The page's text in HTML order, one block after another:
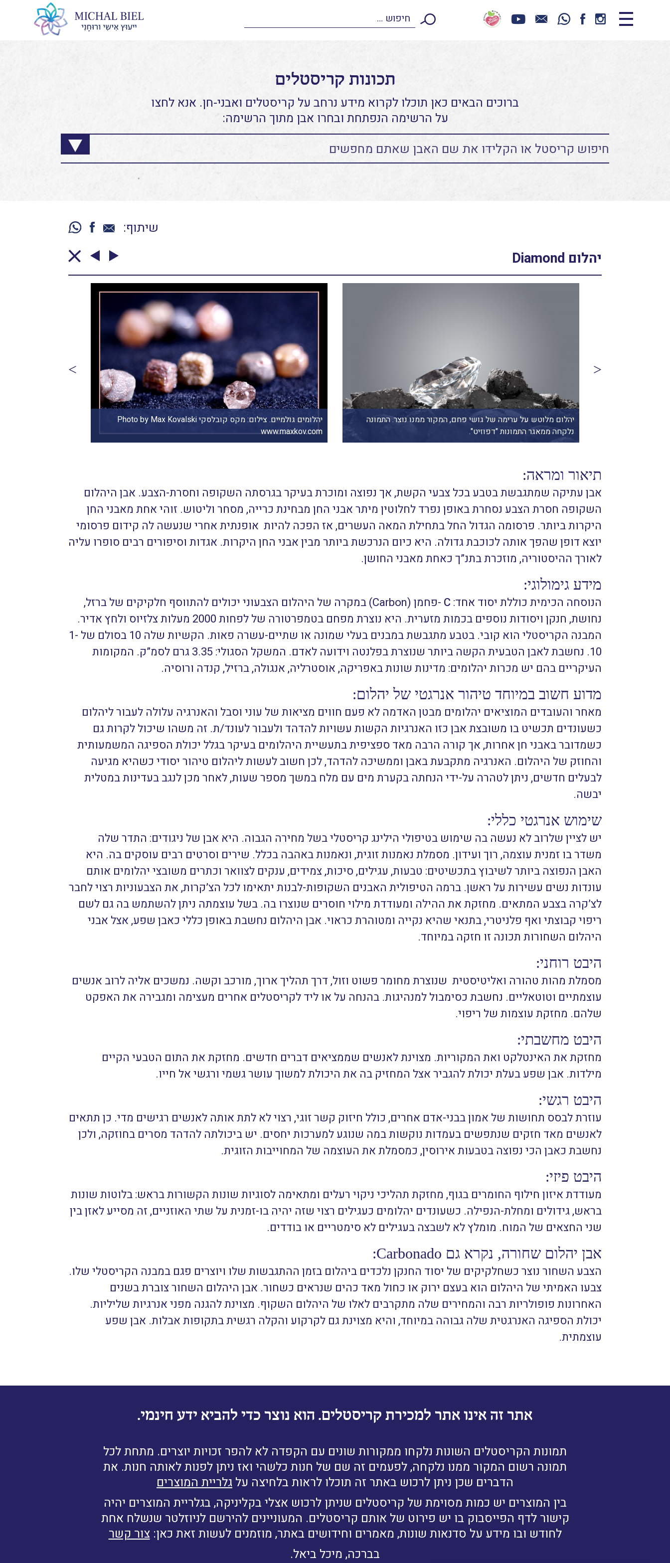
תכונות קריסטלים
ברוכים הבאים כאן תוכלו לקרוא מידע נרחב על קריסטלים ואבני-חן. אנא לחצו
על הרשימה הנפתחת ובחרו אבן מתוך הרשימה:
שיתוף:
יהלום Diamond
יהלומים גולמיים. צילום: מקס קובלסקי Photo by Max Kovalski
www.maxkov.com
יהלום מלוטש על ערימה של גושי פחם, המקור ממנו נוצר. התמונה
נלקחה ממאגר התמונות "דפוזיט".
תיאור ומראה:
אבן עתיקה שמתגבשת בטבע בכל צבעי הקשת, אך נפוצה ומוכרת בעיקר בגרסתה השקופה וחסרת-הצבע. אבן היהלום
השקופה חסרת הצבע נסחרת באופן נפרד לחלוטין מיתר אבני החן מבחינת כרייה, מסחר וליטוש. זוהי אחת מאבני החן
היקרות ביותר. פרסומה הגדול החל בתחילת המאה העשרים, אז הפכה להיות אופנתית אחרי שנעשה לה קידום פרסומי
יוצא דופן שהפך אותה לכוכבת גדולה. היא כיום הנרכשת ביותר מבין אבני החן היקרות. אגדות וסיפורים רבים סופרו עליה
לאורך ההיסטוריה, מוזכרת בתנ”ך כאחת מאבני החושן.
מידע גימולוגי:
הנוסחה הכימית כוללת יסוד אחד: C
-פחמן (Carbon) במקרה של היהלום הצבעוני יכולים להתווסף חלקיקים של ברזל,
נחושת, חנקן ויסודות נוספים בכמות מזערית. היא נוצרת מפחם בטמפרטורה של לפחות 2000 מעלות צלזיוס ולחץ אדיר.
המבנה הקריסטלי הוא קובי. בטבע מתגבשת במבנים בעלי שמונה או שתיים-עשרה פאות. הקשיות שלה 10 בסולם של 1-
10. נחשבת לאבן הטבעית הקשה ביותר שנוצרת בפלנטה וידועה לאדם. המשקל הסגולי: 3.35 גרם לסמ”ק. המקומות
העיקריים בהם יש מכרות יהלומים: מדינות שונות באפריקה, אוסטרליה, אנגולה, ברזיל, קנדה ורוסיה.
מדוע חשוב במיוחד טיהור אנרגטי של יהלום:
מאחר והעובדים המוציאים יהלומים מבטן האדמה לא פעם חווים מציאות של עוני וסבל והאנרגיה עלולה לעבור ליהלום
כשעונדים תכשיט בו משובצת אבן כזו האנרגיות הקשות עשויות להדהד ולעבור לעונד/ת. זה משהו שיכול לקרות גם
כשמדובר באבני חן אחרות, אך קורה הרבה מאד ספציפית בתעשיית היהלומים בעיקר בגלל יכולת הספיגה המשמעותית
והחוזק של היהלום. האנרגיה מתקבעת באבן וממשיכה להדהד, לכן חשוב לעשות ליהלום טיהור יסודי כשהיא מגיעה
לבעלים חדשים, ניתן לטהרה על-ידי הנחתה בקערת מים עם מלח במשך מספר שעות, לאחר מכן לנגב בעדינות במטלית
יבשה.
שימוש אנרגטי כללי:
יש לציין שלרוב לא נעשה בה שימוש בטיפולי הילינג קריסטלי בשל מחירה הגבוה. היא אבן של ניגודים: התדר שלה
משדר בו זמנית עוצמה, רוך ועידון. מסמלת נאמנות זוגית, ונאמנות באהבה בכלל. שירים וסרטים רבים עוסקים בה. היא
האבן הנפוצה ביותר לשיבוץ בתכשיטים: טבעות, עגילים, סיכות, צמידים, ענקים לצוואר וכתרים משובצי יהלומים אותם
עונדות נשים עשירות על ראשן. ברמה הטיפולית האבנים השקופות-לבנות יתאימו לכל הצ’קרות, את הצבעוניות רצוי לחבר
לצ’קרה בצבע המתאים. מחזקת את ההילה ומעודדת מילוי חוסרים שנוצרו בה. בשל עוצמתה ניתן להשתמש בה גם לשם
ריפוי קבוצתי ואף פלניטרי, בתנאי שהיא נקייה ומטוהרת כראוי. אבן היהלום נחשבת באופן כללי כאבן שפע, אצל אבני
היהלום השחורות תכונה זו חזקה במיוחד.
היבט רוחני:
מסמלת מהות טהורה ואליטיסטית שנוצרת מחומר פשוט וזול, דרך תהליך ארוך, מורכב וקשה. נמשכים אליה לרוב אנשים
עוצמתיים וטוטאליים. נחשבת כסימבול למנהיגות. בהנחה על או ליד לקריסטלים אחרים מעצימה ומגבירה את האפקט
שלהם. מחזקת עוצמות של ריפוי.
היבט מחשבתי:
מחזקת את האינטלקט ואת המקוריות. מצוינת לאנשים שממציאים דברים חדשים. מחזקת את התום הטבעי הקיים
מילדות. אבן שפע בעלת יכולת להגביר אצל המחזיק בה את היכולת למשוך עושר גשמי ורגשי אל חייו.
היבט רגשי:
עוזרת לבסס תחושות של אמון בבני-אדם אחרים, כולל חיזוק קשר זוגי, רצוי לא לתת אותה לאנשים רגישים מדי. כן תתאים
לאנשים מאד חזקים שנתפשים בעמדות נוקשות במה שנוגע למערכות יחסים. יש ביכולתה להדהד מסרים בחוזקה, ולכן
נחשבת כאבן הכי נפוצה בטבעות אירוסין, כמסמלת את העוצמה של המחוייבות הזוגית.
היבט פיזי:
מעודדת איזון חילוף החומרים בגוף, מחזקת תהליכי ניקוי רעלים ומתאימה לסוגיות שונות הקשורות בראש: בלוטות שונות
בראש, גידולים ומחלת-הנפילה. כשעונדים יהלומים כעגילים רצוי שזה יהיה בו-זמנית על שתי האוזניים, זה מסייע לאזן בין
שני החצאים של המוח. מומלץ לא לשבצה בעגילים לא סימטריים או בודדים.
אבן יהלום שחורה, נקרא גם Carbonado:
הצבע השחור נוצר כשחלקיקים של יסוד החנקן נלכדים ביהלום בזמן ההתגבשות שלו ויוצרים פגם במבנה הקריסטלי שלו.
צבעו האמיתי של היהלום הוא בעצם ירוק או כחול מאד כהים שנראים כשחור. אבן היהלום השחור צוברת בשנים
האחרונות פופולריות רבה והמחירים שלה מתקרבים לאלו של היהלום השקוף. מצוינת להגנה מפני אנרגיות שליליות.
יכולת הספיגה האנרגטית שלה גבוהה במיוחד, והיא מצוינת גם לקרקוע והקלה רגשית בתקופות אבלות. אבן שפע
עוצמתית.
אתר זה אינו אתר למכירת קריסטלים. הוא נוצר כדי להביא ידע חינמי.
תמונות הקריסטלים השונות נלקחו ממקורות שונים עם הקפדה לא להפר זכויות יוצרים. מתחת לכל
תמונה רשום המקור ממנו נלקחה, לפעמים זה שם של חנות כלשהי ואז ניתן לפנות לאותה חנות. את
הדברים שכן ניתן לרכוש באתר זה תוכלו לראות בלחיצה על גלריית המוצרים
בין המוצרים יש כמות מסוימת של קריסטלים שניתן לרכוש אצלי בקליניקה, בגלריית המוצרים יהיה
קישור לדף הפייסבוק בו יש פירוט של אותם קריסטלים. המעוניינים להירשם לניוזלטר שנשלח אחת
לחודש ובו מידע על סדנאות שונות, מאמרים וחידושים באתר, מוזמנים לעשות זאת כאן:צור קשר
בברכה, מיכל ביאל.